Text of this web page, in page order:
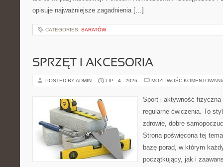
opisuje najważniejsze zagadnienia […]
CATEGORIES: SARATÓW
SPRZĘT I AKCESORIA
POSTED BY ADMIN LIP - 4 - 2026 MOŻLIWOŚĆ
Sport i aktywność
regularne ćwiczenia. To
zdrowie, dobre
Strona poświęcona tej
bazę porad, w którym
początkujący, jak i